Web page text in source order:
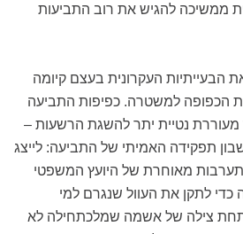
ממשיכה להגיש את רוב התביעות
הבעייתיות העקרונית בעצם קיומה
הכפופה למשטרה. כפיפות התביעה
נטיית יתר להשגת הרשעות –
תפקידה האמיתי של התביעה: לייצג
מאוחרת של היועץ המשפטי
כדי לתקן את העוול שנגרם למי
תחת צילה של אשמה שמלכתחילה לא